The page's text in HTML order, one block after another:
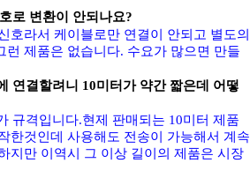
로 변환이 안되나요?
호라서 케이블로만 연결이 안되고 별도의
런 제품은 없습니다. 수요가 많으면 만들
연결할려니 10미터가 약간 짧은데 어떻
규격입니다.현제 판매되는 10미터 제품
한것인데 사용해도 전송이 가능해서 계속
지만 이역시 그 이상 길이의 제품은 시장